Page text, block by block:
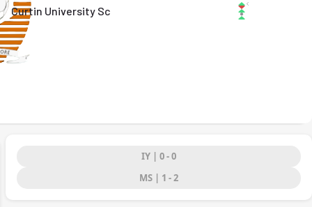
Curtin University Sc
IY | 0 - 0
MS | 1 - 2